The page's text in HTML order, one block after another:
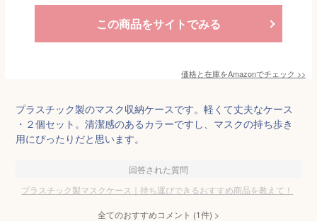
この商品をサイトでみる
価格と在庫をAmazonでチェック >>
プラスチック製のマスク収納ケースです。軽くて丈夫なケース
・２個セット。清潔感のあるカラーですし、マスクの持ち歩き
用にぴったりだと思います。
回答された質問
プラスチック製マスクケース｜持ち運びできるおすすめ商品を教えて！
全てのおすすめコメント (1件) >